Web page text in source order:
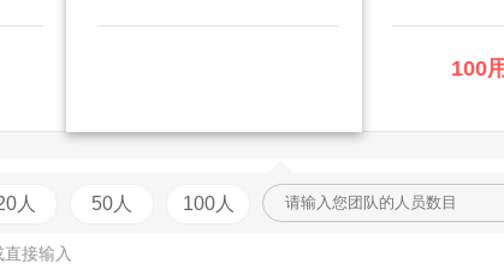
100
人 50人 100人
接输入